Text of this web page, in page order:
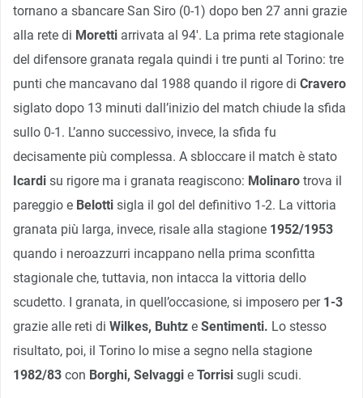
tornano a sbancare San Siro (0-1) dopo ben 27 anni grazie
alla rete di Moretti arrivata al 94′. La prima rete stagionale
del difensore granata regala quindi i tre punti al Torino: tre
punti che mancavano dal 1988 quando il rigore di Cravero
siglato dopo 13 minuti dall’inizio del match chiude la sfida
sullo 0-1. L’anno successivo, invece, la sfida fu
decisamente più complessa. A sbloccare il match è stato
Icardi su rigore ma i granata reagiscono: Molinaro trova il
pareggio e Belotti sigla il gol del definitivo 1-2. La vittoria
granata più larga, invece, risale alla stagione 1952/1953
quando i neroazzurri incappano nella prima sconfitta
stagionale che, tuttavia, non intacca la vittoria dello
scudetto. I granata, in quell’occasione, si imposero per 1-3
grazie alle reti di Wilkes, Buhtz e Sentimenti. Lo stesso
risultato, poi, il Torino lo mise a segno nella stagione
1982/83 con Borghi, Selvaggi e Torrisi sugli scudi.